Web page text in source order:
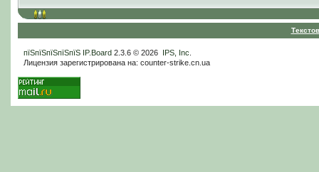
пїЅпїЅпїЅпїЅпїЅ IP.Board2.3.6 © 2026 IPS, Inc
Лицензия зарегистрирована на: counter-strike.cn.ua